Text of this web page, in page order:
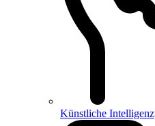
Künstliche Intelligenz